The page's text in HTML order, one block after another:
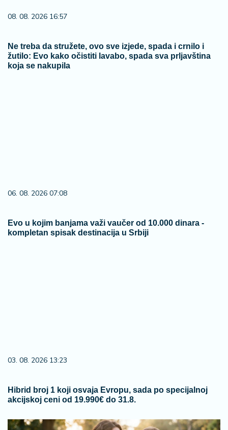
08. 08. 2026 16:57
Ne treba da stružete, ovo sve izjede, spada i crnilo i
žutilo: Evo kako očistiti lavabo, spada sva prljavština
koja se nakupila
06. 08. 2026 07:08
Evo u kojim banjama važi vaučer od 10.000 dinara -
kompletan spisak destinacija u Srbiji
03. 08. 2026 13:23
Hibrid broj 1 koji osvaja Evropu, sada po specijalnoj
akcijskoj ceni od 19.990€ do 31.8.